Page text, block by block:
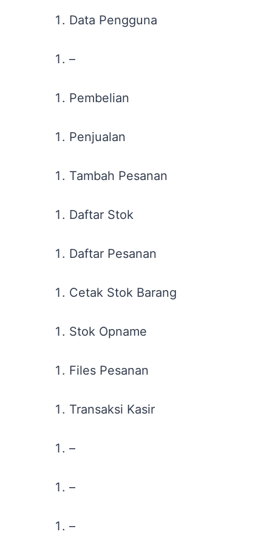
Data Pengguna
–
Pembelian
Penjualan
Tambah Pesanan
Daftar Stok
Daftar Pesanan
Cetak Stok Barang
Stok Opname
Files Pesanan
Transaksi Kasir
–
–
–